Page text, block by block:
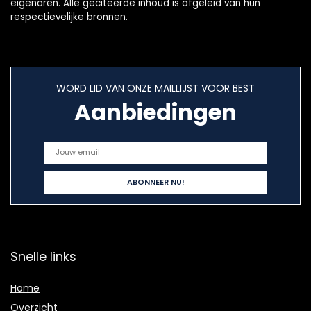
eigenaren. Alle geciteerde inhoud is afgeleid van hun
respectievelijke bronnen.
WORD LID VAN ONZE MAILLIJST VOOR BEST
Aanbiedingen
Snelle links
Home
Overzicht